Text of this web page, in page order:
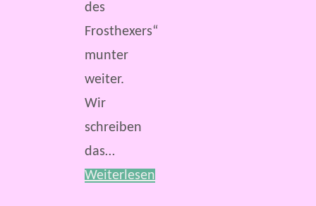
des
Frosthexers“
munter
weiter.
Wir
schreiben
das…
Weiterlesen